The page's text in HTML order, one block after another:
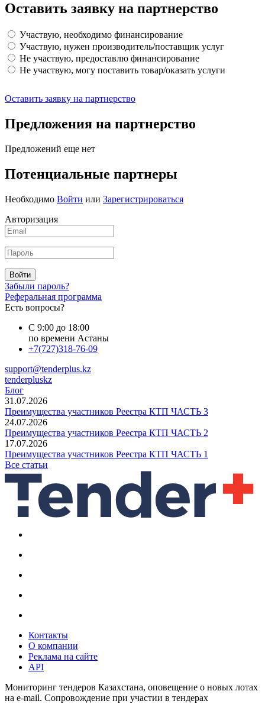
Оставить заявку на партнерство
Участвую, необходимо финансирование
Участвую, нужен производитель/поставщик услуг
Не участвую, предоставлю финансирование
Не участвую, могу поставить товар/оказать услуги
Оставить заявку на партнерство
Предложения на партнерство
Предложений еще нет
Потенциальные партнеры
Необходимо Войти или Зарегистрироваться
Авторизация
Войти
Забыли пароль?
Реферальная программа
Есть вопросы?
С 9:00 до 18:00
по времени Астаны
+7(727)318-76-09
support@tenderplus.kz
tenderpluskz
Блог
31.07.2026
Преимущества участников Реестра КТП ЧАСТЬ 3
24.07.2026
Преимущества участников Реестра КТП ЧАСТЬ 2
17.07.2026
Преимущества участников Реестра КТП ЧАСТЬ 1
Все статьи
Контакты
О компании
Реклама на сайте
API
Мониторинг тендеров Казахстана, оповещение о новых лотах
на e-mail. Сопровождение при участии в тендерах